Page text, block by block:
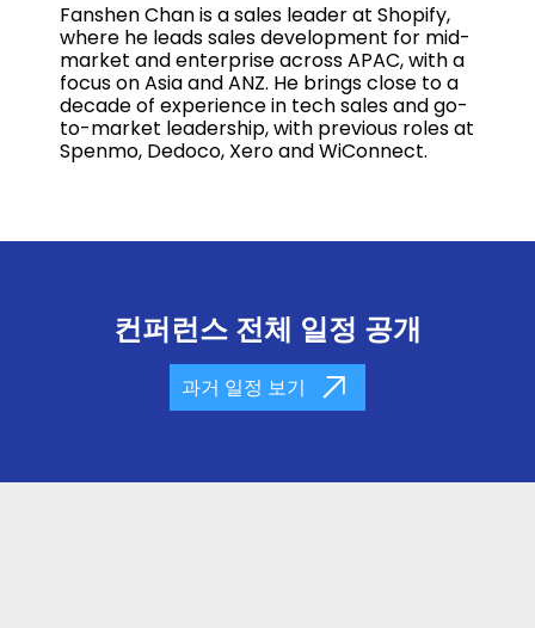
Fanshen Chan is a sales leader at Shopify,
where he leads sales development for mid-
market and enterprise across APAC, with a
focus on Asia and ANZ. He brings close to a
decade of experience in tech sales and go-
to-market leadership, with previous roles at
Spenmo, Dedoco, Xero and WiConnect.
컨퍼런스 전체 일정 공개
과거 일정 보기